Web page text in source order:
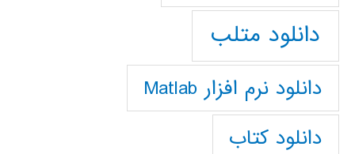
دانلود متلب
دانلود نرم افزار Matlab
دانلود کتاب